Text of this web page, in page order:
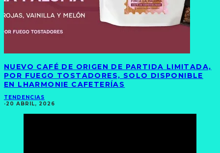
NUEVO CAFÉ DE ORIGEN DE PARTIDA LIMITADA,
POR FUEGO TOSTADORES, SOLO DISPONIBLE
EN LHARMONIE CAFETERÍAS
TENDENCIAS
·20 ABRIL, 2026